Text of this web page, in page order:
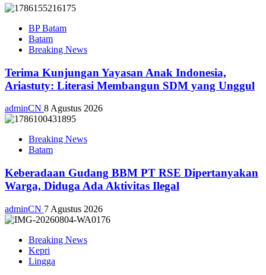
BP Batam
Batam
Breaking News
Terima Kunjungan Yayasan Anak Indonesia,
Ariastuty: Literasi Membangun SDM yang Unggul
adminCN 8 Agustus 2026
Breaking News
Batam
Keberadaan Gudang BBM PT RSE Dipertanyakan
Warga, Diduga Ada Aktivitas Ilegal
adminCN 7 Agustus 2026
Breaking News
Kepri
Lingga